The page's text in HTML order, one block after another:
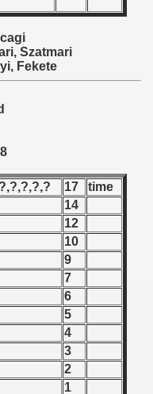
Szatmari
Fekete
?,?,?,?,? 17
time
14
12
10
9
7
6
5
4
3
2
1